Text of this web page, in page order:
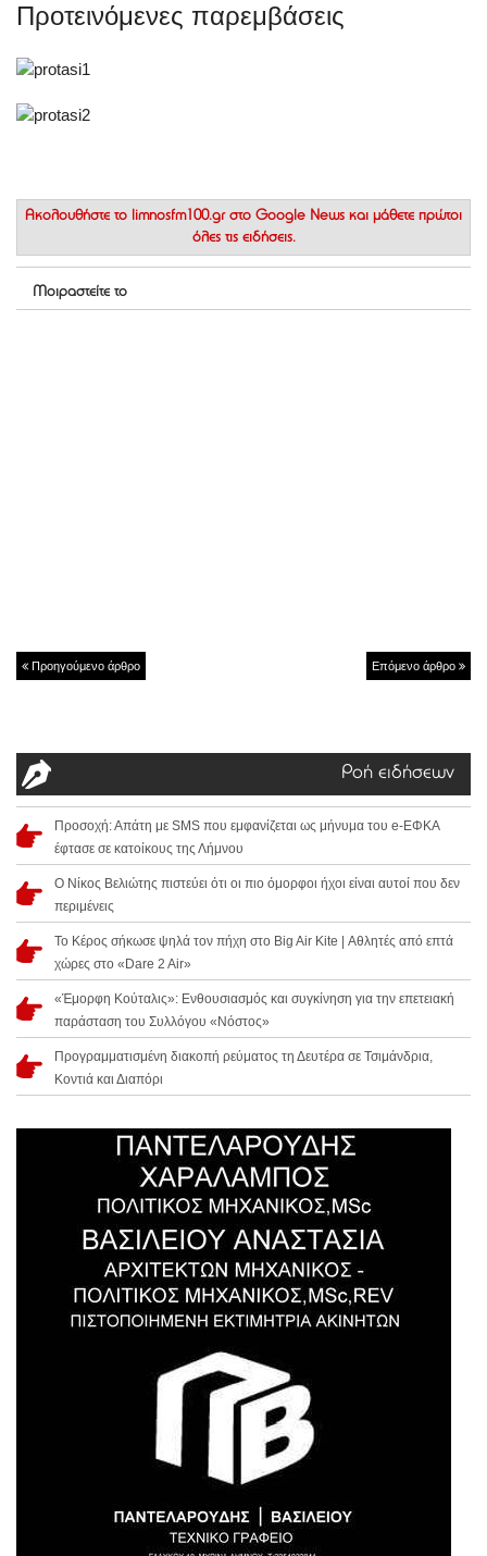
Προτεινόμενες παρεμβάσεις
Ακολουθήστε το limnosfm100.gr στο Google News και μάθετε πρώτοι
όλες τις ειδήσεις.
Μοιραστείτε το
Προηγούμενο άρθρο Επόμενο άρθρο
Ροή ειδήσεων
Προσοχή: Απάτη με SMS που εμφανίζεται ως μήνυμα του e-ΕΦΚΑ
έφτασε σε κατοίκους της Λήμνου
Ο Νίκος Βελιώτης πιστεύει ότι οι πιο όμορφοι ήχοι είναι αυτοί που δεν
περιμένεις
Το Κέρος σήκωσε ψηλά τον πήχη στο Big Air Kite | Αθλητές από επτά
χώρες στο «Dare 2 Air»
«Έμορφη Κούταλις»: Ενθουσιασμός και συγκίνηση για την επετειακή
παράσταση του Συλλόγου «Νόστος»
Προγραμματισμένη διακοπή ρεύματος τη Δευτέρα σε Τσιμάνδρια,
Κοντιά και Διαπόρι